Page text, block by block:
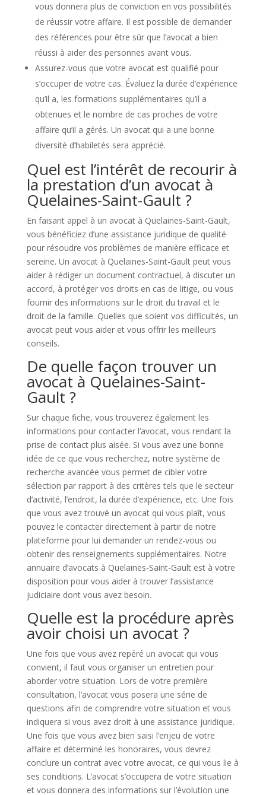
vous donnera plus de conviction en vos possibilités
de réussir votre affaire. Il est possible de demander
des références pour être sûr que l’avocat a bien
réussi à aider des personnes avant vous.
Assurez-vous que votre avocat est qualifié pour
s’occuper de votre cas. Évaluez la durée d’expérience
qu’il a, les formations supplémentaires qu’il a
obtenues et le nombre de cas proches de votre
affaire qu’il a gérés. Un avocat qui a une bonne
diversité d’habiletés sera apprécié.
Quel est l’intérêt de recourir à
la prestation d’un avocat à
Quelaines-Saint-Gault ?
En faisant appel à un avocat à Quelaines-Saint-Gault,
vous bénéficiez d’une assistance juridique de qualité
pour résoudre vos problèmes de manière efficace et
sereine. Un avocat à Quelaines-Saint-Gault peut vous
aider à rédiger un document contractuel, à discuter un
accord, à protéger vos droits en cas de litige, ou vous
fournir des informations sur le droit du travail et le
droit de la famille. Quelles que soient vos difficultés, un
avocat peut vous aider et vous offrir les meilleurs
conseils.
De quelle façon trouver un
avocat à Quelaines-Saint-
Gault ?
Sur chaque fiche, vous trouverez également les
informations pour contacter l’avocat, vous rendant la
prise de contact plus aisée. Si vous avez une bonne
idée de ce que vous recherchez, notre système de
recherche avancée vous permet de cibler votre
sélection par rapport à des critères tels que le secteur
d’activité, l’endroit, la durée d’expérience, etc. Une fois
que vous avez trouvé un avocat qui vous plaît, vous
pouvez le contacter directement à partir de notre
plateforme pour lui demander un rendez-vous ou
obtenir des renseignements supplémentaires. Notre
annuaire d’avocats à Quelaines-Saint-Gault est à votre
disposition pour vous aider à trouver l’assistance
judiciaire dont vous avez besoin.
Quelle est la procédure après
avoir choisi un avocat ?
Une fois que vous avez repéré un avocat qui vous
convient, il faut vous organiser un entretien pour
aborder votre situation. Lors de votre première
consultation, l’avocat vous posera une série de
questions afin de comprendre votre situation et vous
indiquera si vous avez droit à une assistance juridique.
Une fois que vous avez bien saisi l’enjeu de votre
affaire et déterminé les honoraires, vous devrez
conclure un contrat avec votre avocat, ce qui vous lie à
ses conditions. L’avocat s’occupera de votre situation
et vous donnera des informations sur l’évolution une